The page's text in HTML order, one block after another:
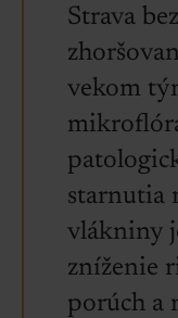
Strava
vekom
starnutia
vlákniny
zníženie
porúch a